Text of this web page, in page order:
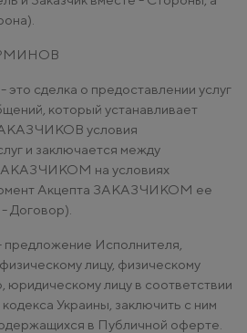
это сделка о предоставлении услуг
который устанавливает
условия
и заключается между
на условиях
Акцепта ЗАКАЗЧИКОМ ее
Договор).
предложение Исполнителя,
лицу, физическому
лицу в соответствии
Украины, заключить с ним
в Публичной оферте.